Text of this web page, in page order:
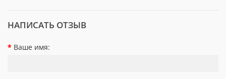
НАПИСАТЬ ОТЗЫВ
Ваше имя: